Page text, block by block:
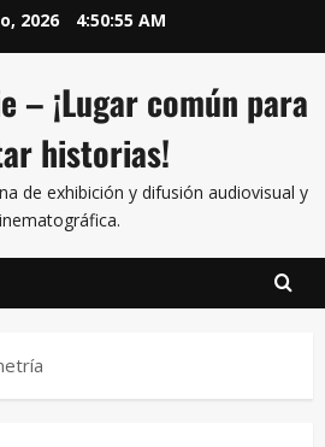
2026 4:50:56 AM
– ¡Lugar común para
historias!
de exhibición y difusión audiovisual y